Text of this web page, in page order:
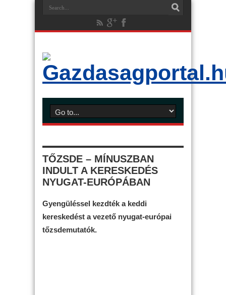
TŐZSDE – MÍNUSZBAN
INDULT A KERESKEDÉS
NYUGAT-EURÓPÁBAN
Gyengüléssel kezdték a keddi
kereskedést a vezető nyugat-európai
tőzsdemutatók.